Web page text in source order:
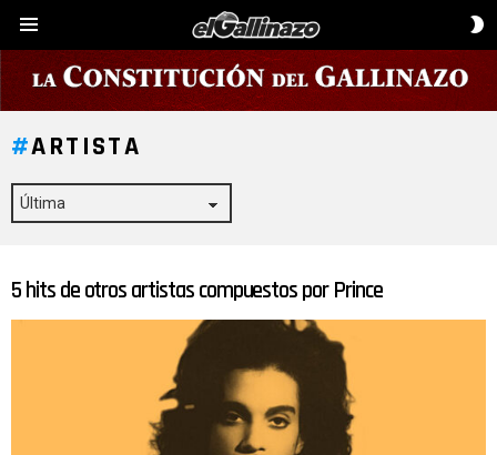
ARTISTA
ÚLTIMAS
5 hits de otros artistas compuestos por Prince